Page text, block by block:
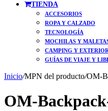
TIENDA
ACCESORIOS
ROPA Y CALZADO
TECNOLOGÍA
MOCHILAS Y
CAMPING Y EXTERIOR
GUÍAS DE VIAJE Y
Inicio/MPN del producto/OM-
OM-